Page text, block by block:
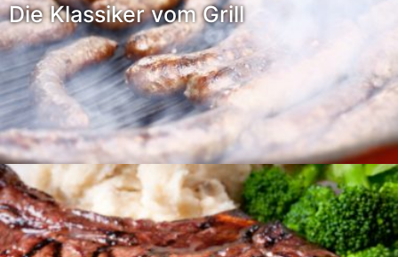
Die Klassiker vom Grill